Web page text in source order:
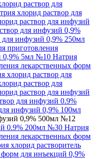
раствор для
хлорид раствор для
раствор для инфузий
для инфузий 0,9%
для инфузий 0,9% 250мл
приготовления
0,9% 5мл №10 Натрия
лекарственных форм
хлорид раствор для
раствор для
раствор для инфузий
для инфузий 0.9%
инфузий 0,9% 100мл
0,9% 500мл №12
0.9% 200мл №30 Натрия
лекарственных форм
хлорид растворитель
форм для инъекций 0,9%